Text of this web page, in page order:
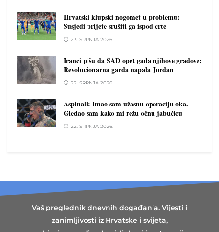
Hrvatski klupski nogomet u problemu:
Susjedi prijete srušiti ga ispod crte
23. SRPNJA 2026.
Iranci pišu da SAD opet gađa njihove gradove:
Revolucionarna garda napala Jordan
22. SRPNJA 2026.
Aspinall: Imao sam užasnu operaciju oka.
Gledao sam kako mi režu očnu jabučicu
22. SRPNJA 2026.
Vaš preglednik dnevnih događanja. Vijesti i
zanimljivosti iz Hrvatske i svijeta,